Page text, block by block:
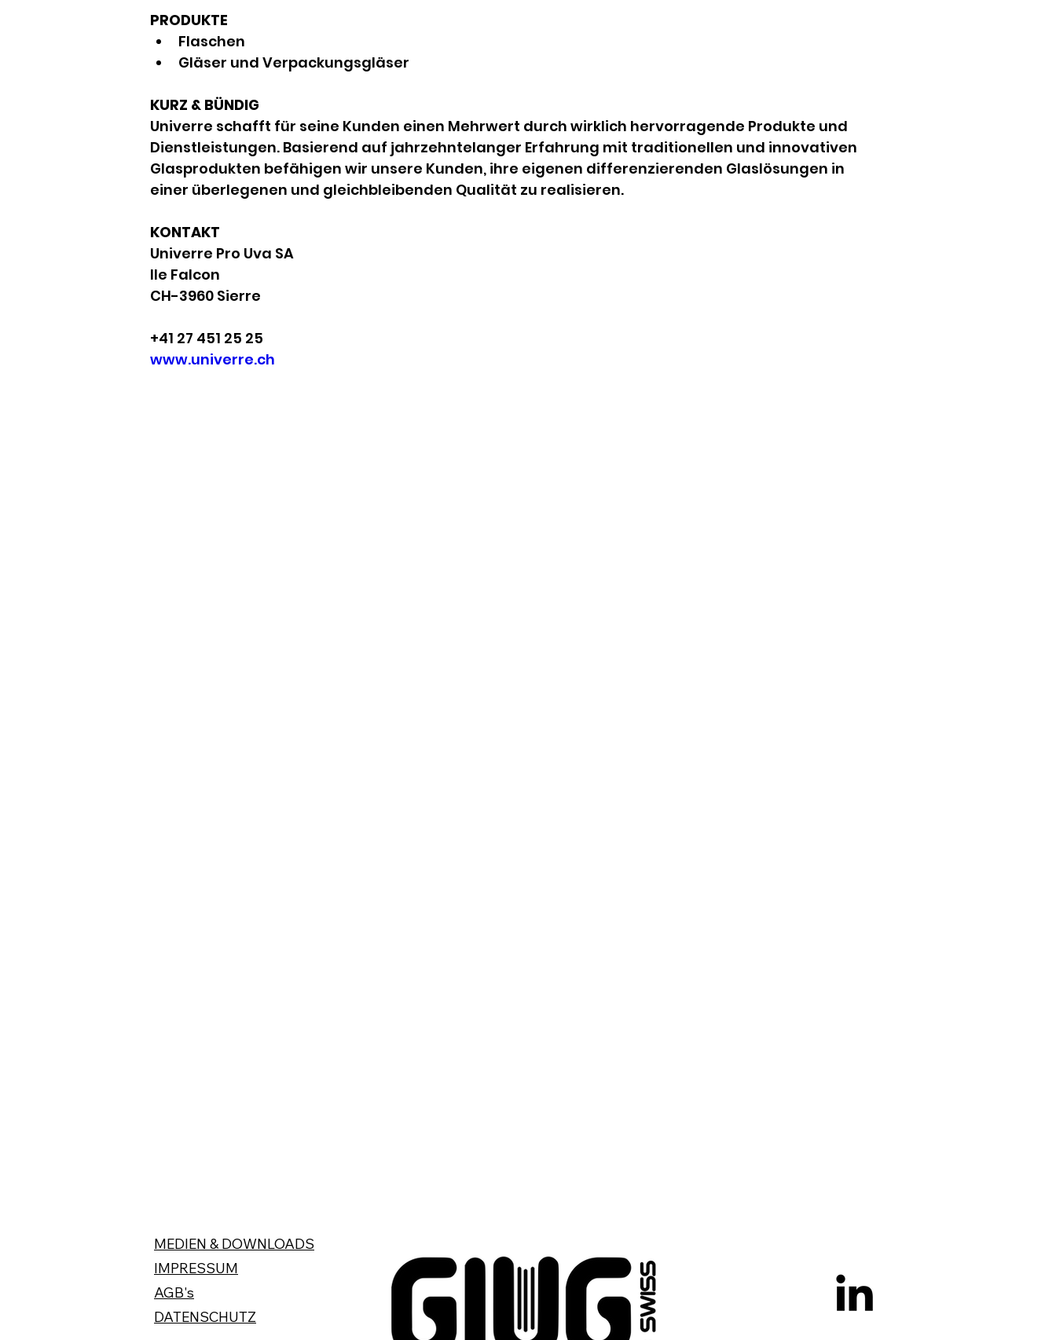
PRODUKTE
Flaschen
Gläser und Verpackungsgläser
KURZ & BÜNDIG
Univerre schafft für seine Kunden einen Mehrwert durch wirklich hervorragende Produkte und
Dienstleistungen. Basierend auf jahrzehntelanger Erfahrung mit traditionellen und innovativen
Glasprodukten befähigen wir unsere Kunden, ihre eigenen differenzierenden Glaslösungen in
einer überlegenen und gleichbleibenden Qualität zu realisieren.
KONTAKT
Univerre Pro Uva SA
Ile Falcon
CH-3960 Sierre
+41 27 451 25 25
www.univerre.ch
IMPRESSUM
AGB's
DATENSCHUTZ
MEDIEN & DOWNLOADS